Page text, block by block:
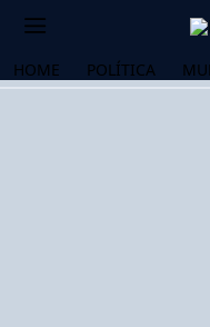
HOME POLÍTICA